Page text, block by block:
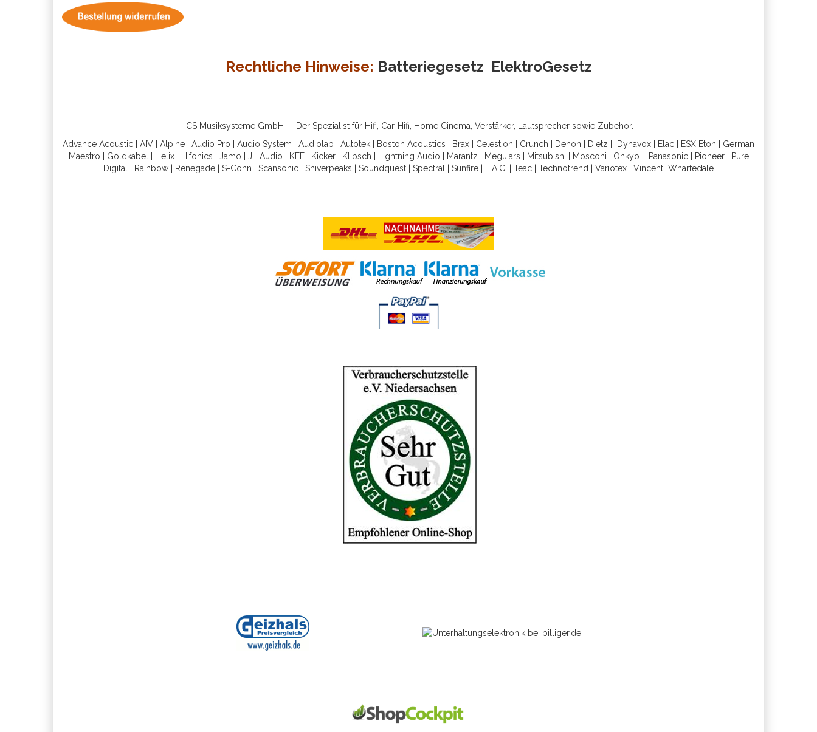
Rechtliche Hinweise: Batteriegesetz ElektroGesetz
CS Musiksysteme GmbH -- Der Spezialist für Hifi, Car-Hifi, Home Cinema, Verstärker, Lautsprecher sowie Zubehör.
Advance Acoustic
AIV Alpine Audio Pro Audio System Audiolab Autotek Boston Acoustics Brax Celestion Crunch Denon Dietz Dynavox Elac ESX Eton
German
Maestro
Goldkabel| Helix| Hifonics Jamo JL Audio KEF| Kicker| Klipsch Lightning Audio Marantz Meguiars Mitsubishi Mosconi Onkyo Panasonic| Pioneer|
Pure
Digital
Rainbow Renegade S-Conn Scansonic Shiverpeaks Soundquest Spectral Sunfire T.A.C. Teac Technotrend Variotex Vincent Wharfedale